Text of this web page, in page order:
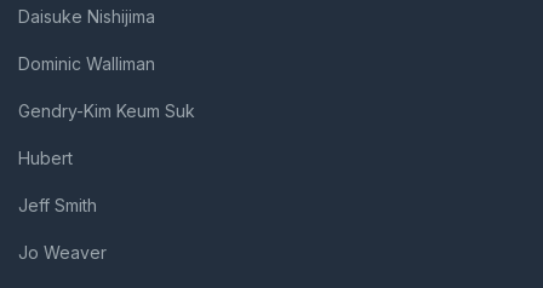
Daisuke Nishijima
Dominic Walliman
Gendry-Kim Keum Suk
Hubert
Jeff Smith
Jo Weaver